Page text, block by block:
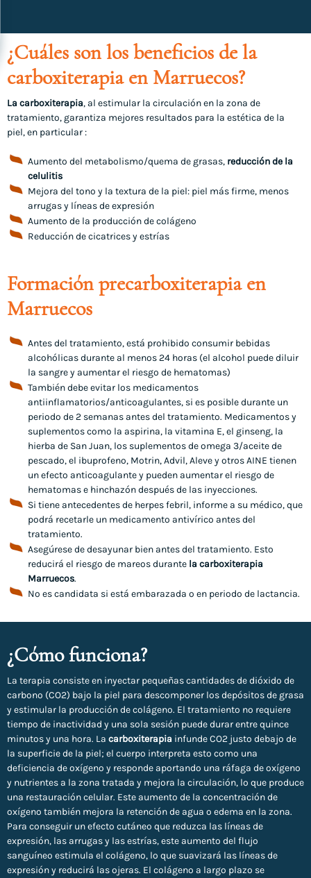
¿Cuáles son los beneficios de la
carboxiterapia en Marruecos?
La carboxiterapia, al estimular la circulación en la zona de
tratamiento, garantiza mejores resultados para la estética de la
piel, en particular :
Aumento del metabolismo/quema de grasas, reducción de la
celulitis
Mejora del tono y la textura de la piel: piel más firme, menos
arrugas y líneas de expresión
Aumento de la producción de colágeno
Reducción de cicatrices y estrías
Formación precarboxiterapia en
Marruecos
Antes del tratamiento, está prohibido consumir bebidas
alcohólicas durante al menos 24 horas (el alcohol puede diluir
la sangre y aumentar el riesgo de hematomas)
También debe evitar los medicamentos
antiinflamatorios/anticoagulantes, si es posible durante un
periodo de 2 semanas antes del tratamiento. Medicamentos y
suplementos como la aspirina, la vitamina E, el ginseng, la
hierba de San Juan, los suplementos de omega 3/aceite de
pescado, el ibuprofeno, Motrin, Advil, Aleve y otros AINE tienen
un efecto anticoagulante y pueden aumentar el riesgo de
hematomas e hinchazón después de las inyecciones.
Si tiene antecedentes de herpes febril, informe a su médico, que
podrá recetarle un medicamento antivírico antes del
tratamiento.
Asegúrese de desayunar bien antes del tratamiento. Esto
reducirá el riesgo de mareos durante la carboxiterapia
Marruecos.
No es candidata si está embarazada o en periodo de lactancia.
¿Cómo funciona?
La terapia consiste en inyectar pequeñas cantidades de dióxido de
carbono (CO2) bajo la piel para descomponer los depósitos de grasa
y estimular la producción de colágeno. El tratamiento no requiere
tiempo de inactividad y una sola sesión puede durar entre quince
minutos y una hora. La carboxiterapia infunde CO2 justo debajo de
la superficie de la piel; el cuerpo interpreta esto como una
deficiencia de oxígeno y responde aportando una ráfaga de oxígeno
y nutrientes a la zona tratada y mejora la circulación, lo que produce
una restauración celular. Este aumento de la concentración de
oxígeno también mejora la retención de agua o edema en la zona.
Para conseguir un efecto cutáneo que reduzca las líneas de
expresión, las arrugas y las estrías, este aumento del flujo
sanguíneo estimula el colágeno, lo que suavizará las líneas de
expresión y reducirá las ojeras. El colágeno a largo plazo se